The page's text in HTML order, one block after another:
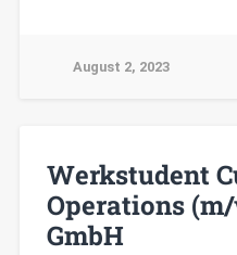
August 2, 2023
Werkstudent
Operations
GmbH